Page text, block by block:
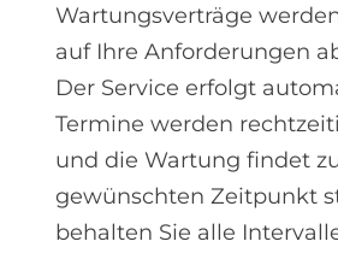
Wartungsverträge
auf Ihre Anforderungen
Der Service erfolgt
Termine werden
und die Wartung findet
gewünschten Zeitpunkt
behalten Sie alle